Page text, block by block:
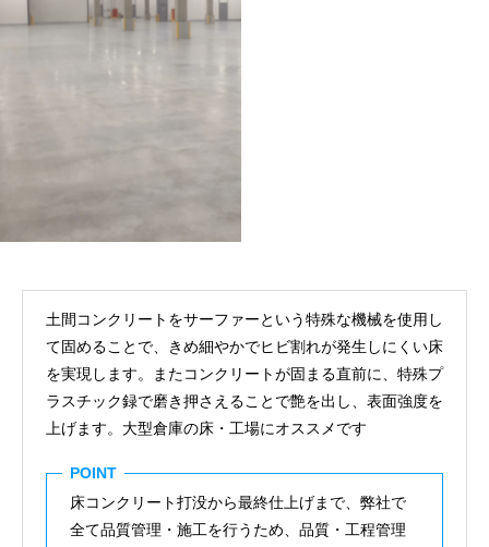
土間コンクリートをサーファーという特殊な機械を使用し
て固めることで、きめ細やかでヒビ割れが発生しにくい床
を実現します。またコンクリートが固まる直前に、特殊プ
ラスチック録で磨き押さえることで艶を出し、表面強度を
上げます。大型倉庫の床・工場にオススメです
POINT
床コンクリート打没から最終仕上げまで、弊社で
全て品質管理・施工を行うため、品質・工程管理